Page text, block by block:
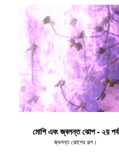
মোশি এবং জ্বলন্ত ঝোপ - ২য় পর্ব
জ্বলন্ত ঝোপের গল্প।